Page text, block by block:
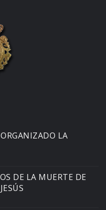
LA
DE LA MUERTE DE